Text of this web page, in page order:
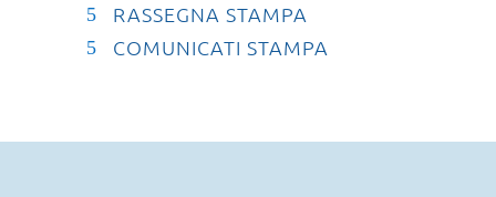
RASSEGNA STAMPA
COMUNICATI STAMPA